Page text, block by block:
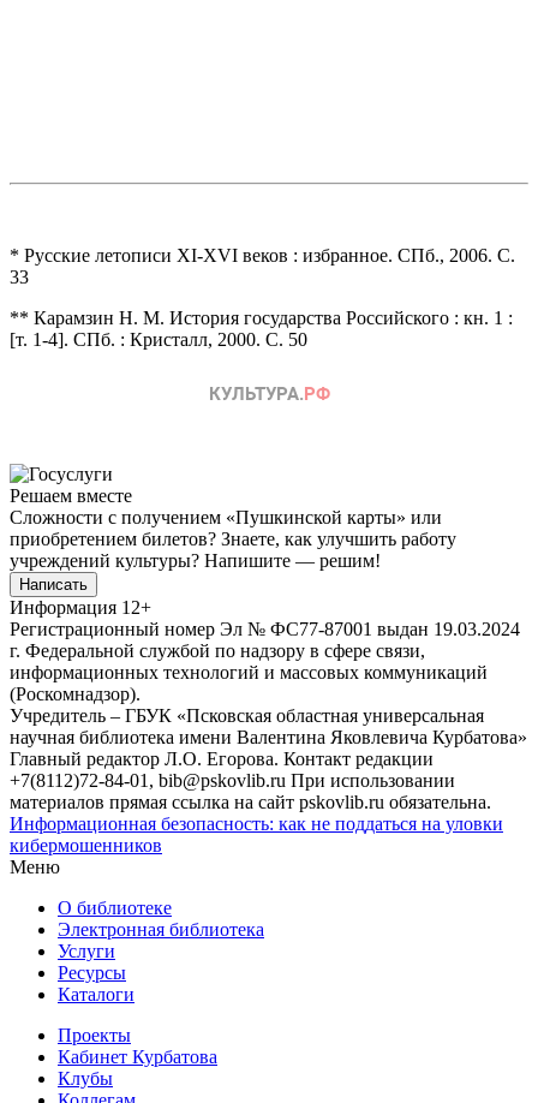
* Русские летописи ХI-ХVI веков : избранное. СПб., 2006. С.
33
** Карамзин Н. М. История государства Российского : кн. 1 :
[т. 1-4]. СПб. : Кристалл, 2000. С. 50
Решаем вместе
Сложности с получением «Пушкинской карты» или
приобретением билетов? Знаете, как улучшить работу
учреждений культуры? Напишите — решим!
Написать
Информация 12+
Регистрационный номер Эл № ФС77-87001 выдан 19.03.2024
г. Федеральной службой по надзору в сфере связи,
информационных технологий и массовых коммуникаций
(Роскомнадзор).
Учредитель – ГБУК «Псковская областная универсальная
научная библиотека имени Валентина Яковлевича Курбатова»
Главный редактор Л.О. Егорова. Контакт редакции
+7(8112)72-84-01, bib@pskovlib.ru При использовании
материалов прямая ссылка на сайт pskovlib.ru обязательна.
Информационная безопасность: как не поддаться на уловки
кибермошенников
Меню
О библиотеке
Электронная библиотека
Услуги
Ресурсы
Каталоги
Проекты
Кабинет Курбатова
Клубы